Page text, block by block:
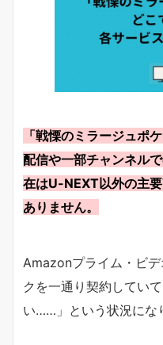
「戦慄のミラージュポ
配信や一部チャンネル
在はU-NEXT以外の主
ありません。
Amazonプライム・ビ
クを一通り契約してい
い……」という状況にな